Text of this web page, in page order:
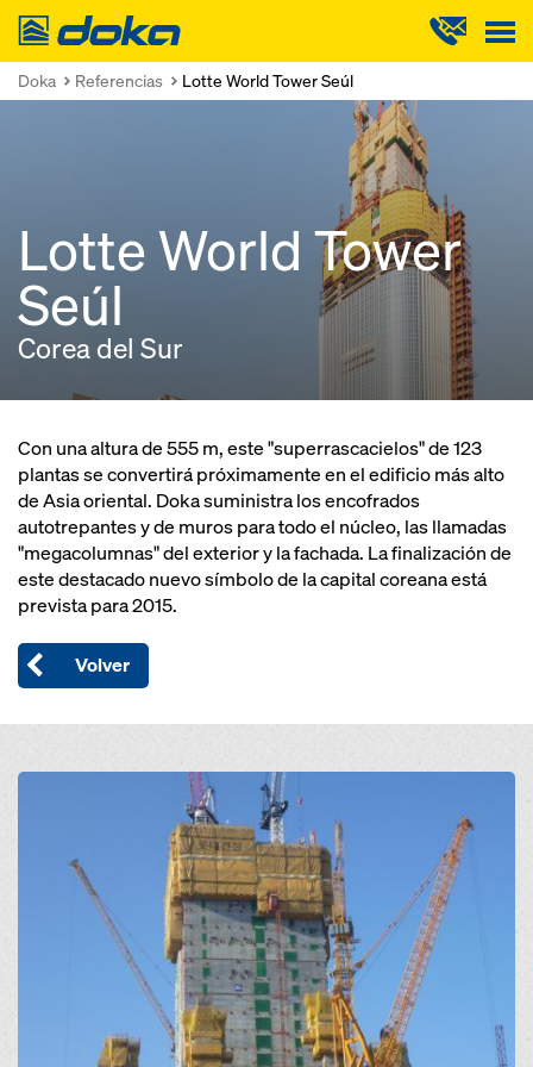
Doka
Doka Referencias Lotte World Tower Seúl
Lotte World Tower
Seúl
Corea del Sur
Con una altura de 555 m, este "superrascacielos" de 123
plantas se convertirá próximamente en el edificio más alto
de Asia oriental. Doka suministra los encofrados
autotrepantes y de muros para todo el núcleo, las llamadas
"megacolumnas" del exterior y la fachada. La finalización de
este destacado nuevo símbolo de la capital coreana está
prevista para 2015.
Volver
Open